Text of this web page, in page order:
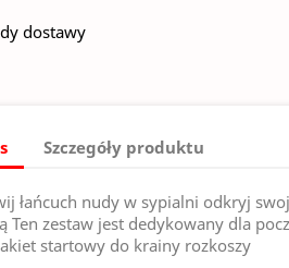
dostawy
Szczegóły produktu
łańcuch nudy w sypialni odkryj
Ten zestaw jest dedykowany dla
startowy do krainy rozkoszy